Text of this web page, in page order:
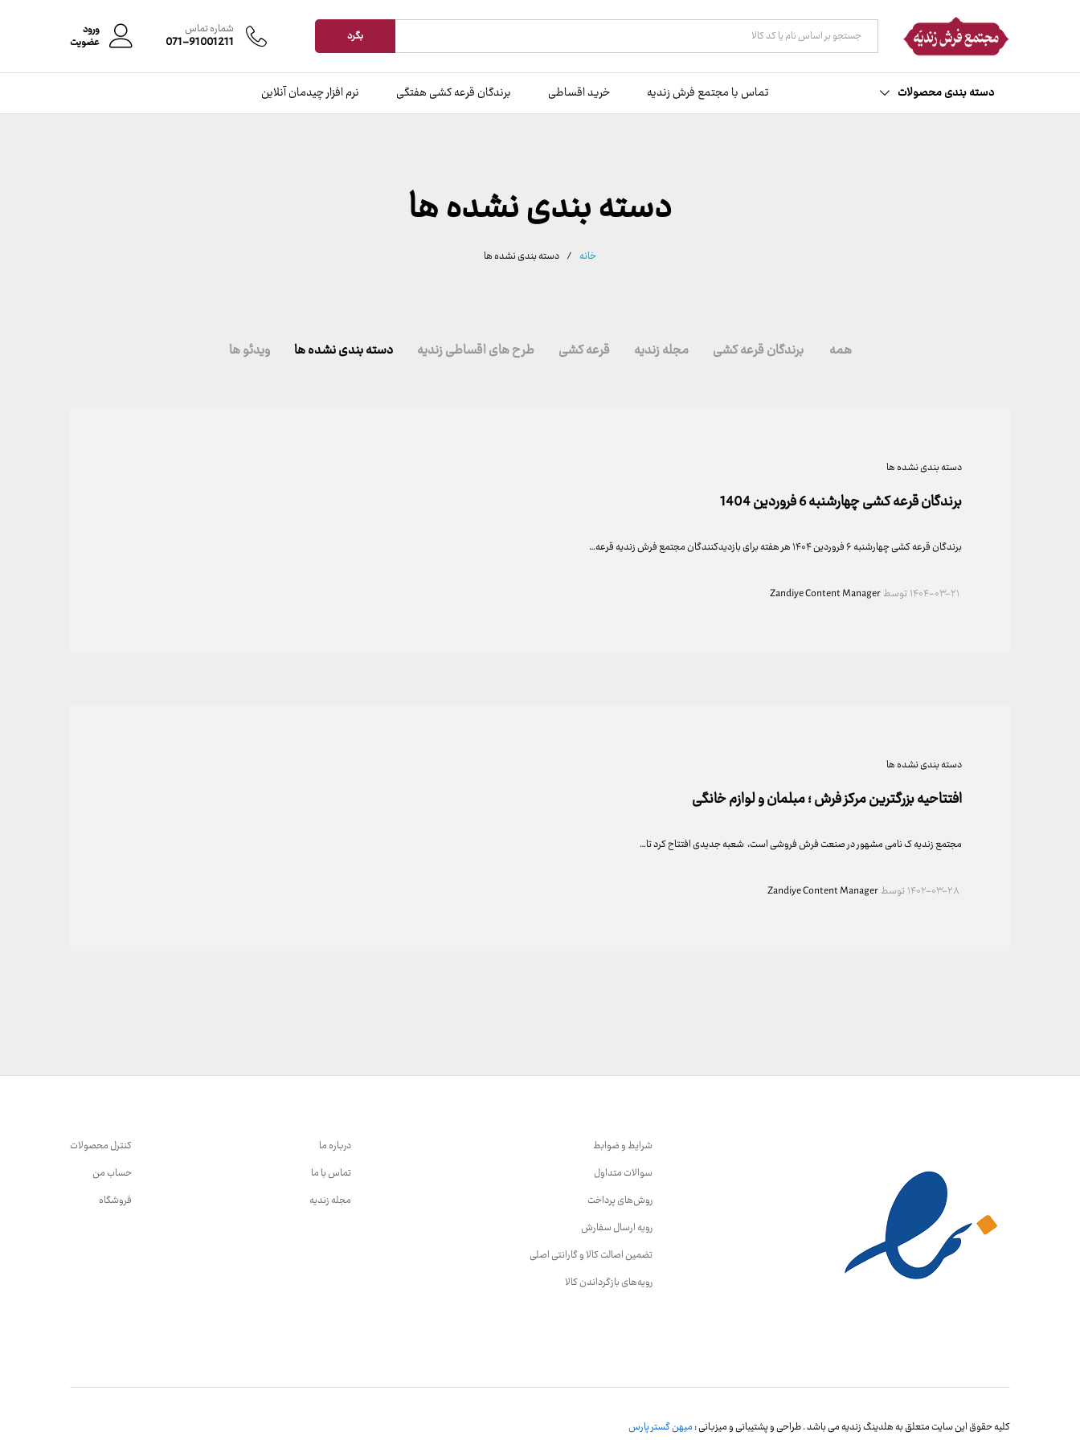
همه دسته ها بگرد شماره تماس
071-91001211
ورود
عضویت
دسته بندی محصولات تماس با مجتمع فرش زندیه خرید اقساطی برندگان قرعه کشی هفتگی نرم افزار چیدمان آنلاین
دسته بندی نشده ها
خانه / دسته بندی نشده ها
همه برندگان قرعه کشی مجله زندیه قرعه کشی طرح های اقساطی زندیه دسته بندی نشده ها ویدئو ها
دسته بندی نشده ها
برندگان قرعه کشی چهارشنبه 6 فروردین 1404
برندگان قرعه کشی چهارشنبه ۶ فروردین ۱۴۰۴ هر هفته برای بازدیدکنندگان مجتمع فرش زندیه قرعه…
۱۴۰۴-۰۳-۲۱توسطZandiye Content Manager
دسته بندی نشده ها
افتتاحیه بزرگترین مرکز فرش ؛ مبلمان و لوازم خانگی
مجتمع زندیه ک نامی مشهور در صنعت فرش فروشی است، شعبه جدیدی افتتاح کرد تا…
۱۴۰۲-۰۳-۲۸توسطZandiye Content Manager
شرایط و ضوابط
سوالات متداول
روش‌های پرداخت
رویه ارسال سفارش
تضمین اصالت کالا و گارانتی اصلی
رویه‌های بازگرداندن کالا
درباره ما
تماس با ما
مجله زندیه
کنترل محصولات
حساب من
فروشگاه
کلیه حقوق این سایت متعلق به هلدینگ زندیه می باشد . طراحی و پشتیبانی و میزبانی :میهن گستر پارس